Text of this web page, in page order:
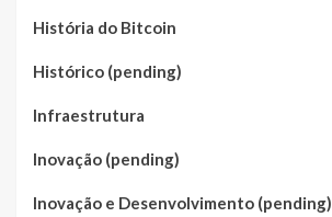
História do Bitcoin
Histórico (pending)
Infraestrutura
Inovação (pending)
Inovação e Desenvolvimento (pending)